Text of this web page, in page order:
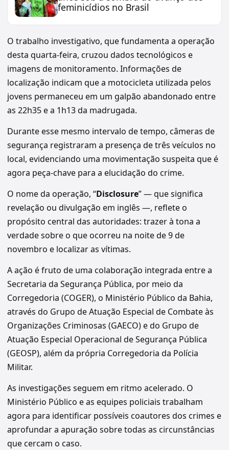
feminicídios no Brasil
O trabalho investigativo, que fundamenta a operação
desta quarta-feira, cruzou dados tecnológicos e
imagens de monitoramento. Informações de
localização indicam que a motocicleta utilizada pelos
jovens permaneceu em um galpão abandonado entre
as 22h35 e a 1h13 da madrugada.
Durante esse mesmo intervalo de tempo, câmeras de
segurança registraram a presença de três veículos no
local, evidenciando uma movimentação suspeita que é
agora peça-chave para a elucidação do crime.
O nome da operação, “Disclosure” — que significa
revelação ou divulgação em inglês —, reflete o
propósito central das autoridades: trazer à tona a
verdade sobre o que ocorreu na noite de 9 de
novembro e localizar as vítimas.
A ação é fruto de uma colaboração integrada entre a
Secretaria da Segurança Pública, por meio da
Corregedoria (COGER), o Ministério Público da Bahia,
através do Grupo de Atuação Especial de Combate às
Organizações Criminosas (GAECO) e do Grupo de
Atuação Especial Operacional de Segurança Pública
(GEOSP), além da própria Corregedoria da Polícia
Militar.
As investigações seguem em ritmo acelerado. O
Ministério Público e as equipes policiais trabalham
agora para identificar possíveis coautores dos crimes e
aprofundar a apuração sobre todas as circunstâncias
que cercam o caso.